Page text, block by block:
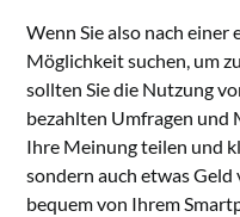
Wenn Sie also nach
Möglichkeit suchen, um
sollten Sie die Nutzung
bezahlten Umfragen und
Ihre Meinung teilen und
sondern auch etwas Geld
bequem von Ihrem